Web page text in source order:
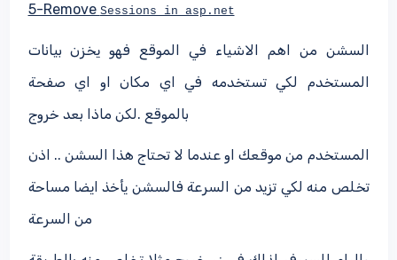
5-Remove Sessions in asp.net
السشن من اهم الاشياء في الموقع فهو يخزن بيانات
المستخدم لكي تستخدمه في اي مكان او اي صفحة
بالموقع .لكن ماذا بعد خروج
المستخدم من موقعك او عندما لا تحتاج هذا السشن .. اذن
تخلص منه لكي تزيد من السرعة فالسشن يأخذ ايضا مساحة
من السرعة